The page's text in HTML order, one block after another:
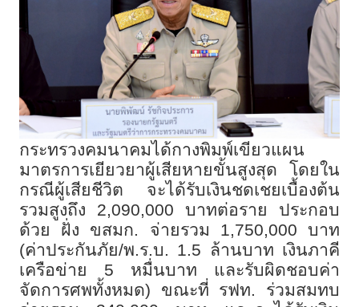
กระทรวงคมนาคมได้กางพิมพ์เขียวแผน
มาตรการเยียวยาผู้เสียหายขั้นสูงสุด โดยใน
กรณีผู้เสียชีวิต จะได้รับเงินชดเชยเบื้องต้น
รวมสูงถึง 2,090,000 บาทต่อราย ประกอบ
ด้วย ฝั่ง ขสมก. จ่ายรวม 1,750,000 บาท
(ค่าประกันภัย/พ.ร.บ. 1.5 ล้านบาท เงินภาคี
เครือข่าย 5 หมื่นบาท และรับผิดชอบค่า
จัดการศพทั้งหมด) ขณะที่ รฟท. ร่วมสมทบ